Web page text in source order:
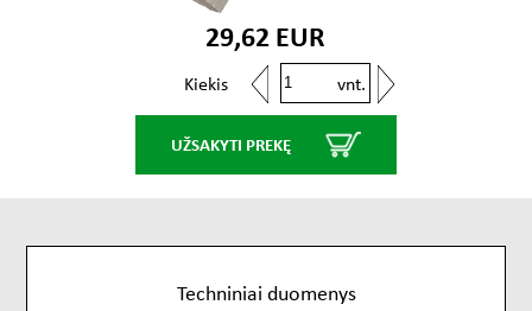
29,62 EUR
Kiekis vnt.
UŽSAKYTI PREKĘ
Techniniai duomenys